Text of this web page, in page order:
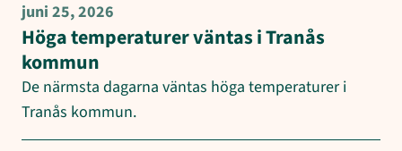
juni 25, 2026
Höga temperaturer väntas i Tranås
kommun
De närmsta dagarna väntas höga temperaturer i
Tranås kommun.